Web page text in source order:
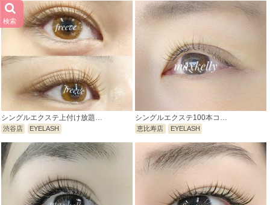
検索
シングルエクステ上付け放題…
渋谷店 EYELASH
シングルエクステ100本コ…
恵比寿店 EYELASH